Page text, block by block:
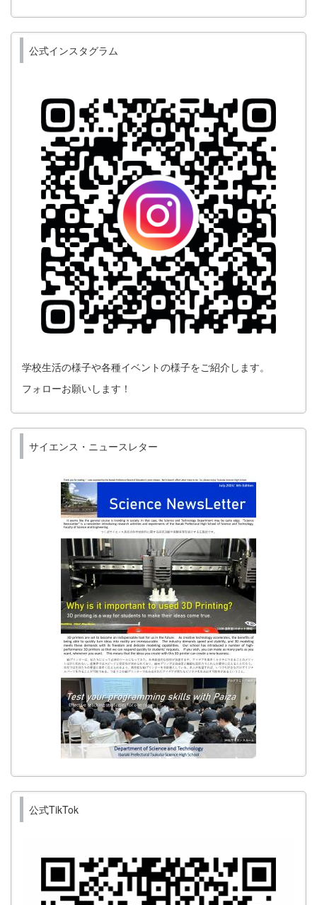
公式インスタグラム
学校生活の様子や各種イベントの様子をご紹介します。
フォローお願いします！
サイエンス・ニュースレター
公式TikTok